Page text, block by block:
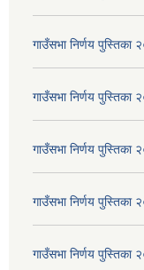
गाउँसभा निर्णय
गाउँसभा निर्णय
गाउँसभा निर्णय
गाउँसभा निर्णय
गाउँसभा निर्णय